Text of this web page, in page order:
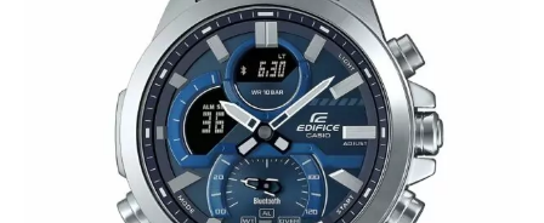
SATOVI
SREBRNI NAKIT
ZLATNI NAKIT